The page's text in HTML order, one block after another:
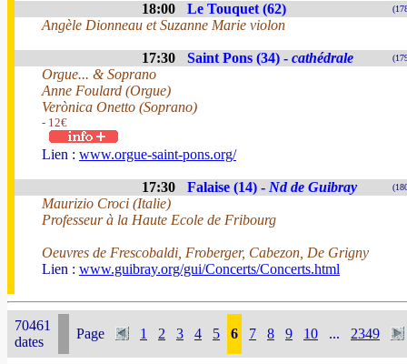
18:00 Le Touquet (62)
Angèle Dionneau et Suzanne Marie violon
17:30 Saint Pons (34) - cathédrale
Orgue... & Soprano
Anne Foulard (Orgue)
Verònica Onetto (Soprano)
- 12€
Lien : www.orgue-saint-pons.org/
17:30 Falaise (14) - Nd de Guibray
Maurizio Croci (Italie)
Professeur à la Haute Ecole de Fribourg
Oeuvres de Frescobaldi, Froberger, Cabezon, De Grigny
Lien : www.guibray.org/gui/Concerts/Concerts.html
70461
dates
Page 1 2 3 4 5 6 7 8 9 10 ... 2349